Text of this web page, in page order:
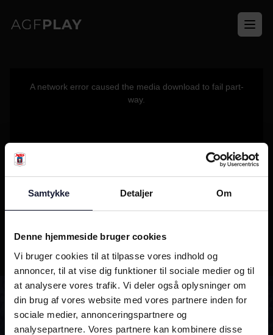
Samtykke Detaljer Om
Denne hjemmeside bruger cookies
Vi bruger cookies til at tilpasse vores indhold og
annoncer, til at vise dig funktioner til sociale medier og til
at analysere vores trafik. Vi deler også oplysninger om
din brug af vores website med vores partnere inden for
sociale medier, annonceringspartnere og
analysepartnere. Vores partnere kan kombinere disse
A network error caused the media download to fail part-
way.
ALTID MED!